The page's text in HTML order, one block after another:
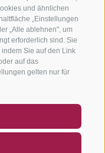
und ähnlichen
„Einstellungen
„Alle ablehnen", um
erforderlich sind. Sie
Sie auf den Link
auf das
gelten nur für
WETTER